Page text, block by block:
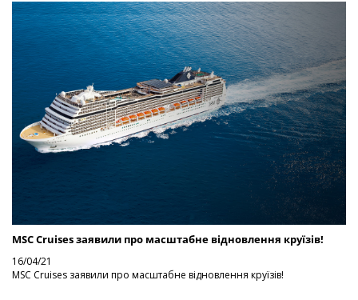
MSC Cruises заявили про масштабне відновлення круїзів!
16/04/21
MSC Cruises заявили про масштабне відновлення круїзів!